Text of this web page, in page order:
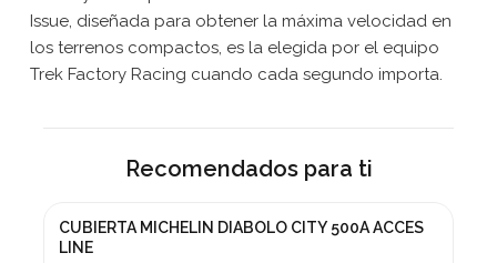
Issue, diseñada para obtener la máxima velocidad en
los terrenos compactos, es la elegida por el equipo
Trek Factory Racing cuando cada segundo importa.
Recomendados para ti
CUBIERTA MICHELIN DIABOLO CITY 500A ACCES
LINE